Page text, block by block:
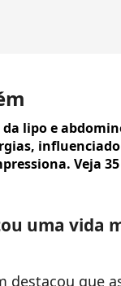
da lipo e
Veja
uma vida
destacou que